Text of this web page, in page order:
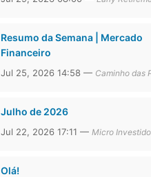
Resumo da Semana | Mercado
Financeiro
Jul 25, 2026 14:58 — Caminho das
Julho de 2026
Jul 22, 2026 17:11 —Micro
Olá!